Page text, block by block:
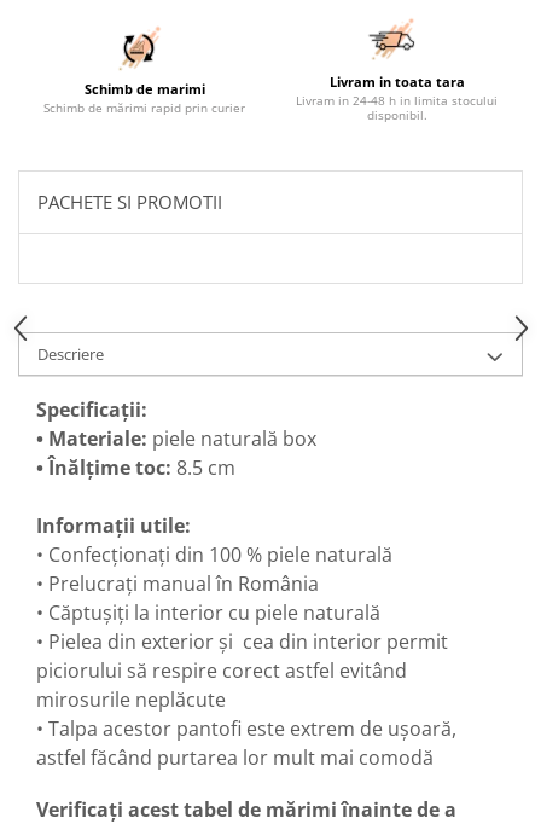
Schimb de marimi
Schimb de mărimi rapid prin curier
Livram in toata tara
Livram in 24-48 h in limita stocului
disponibil.
PACHETE SI PROMOTII
Descriere
Specificații:
• Materiale: piele naturală box
• Înălțime toc: 8.5 cm
Informații utile:
• Confecționați din 100 % piele naturală
• Prelucrați manual în România
• Căptușiți la interior cu piele naturală
• Pielea din exterior și cea din interior permit
piciorului să respire corect astfel evitând
mirosurile neplăcute
• Talpa acestor pantofi este extrem de ușoară,
astfel făcând purtarea lor mult mai comodă
Verificați acest tabel de mărimi înainte de a